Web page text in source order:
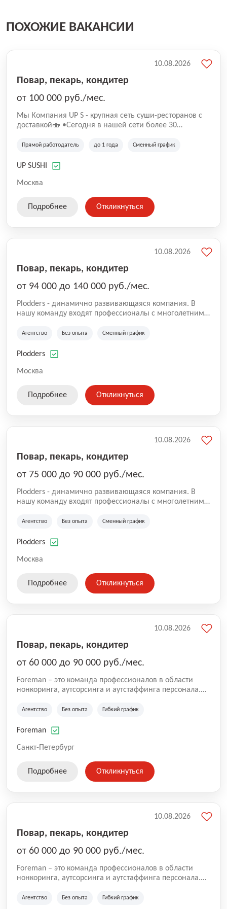
ПОХОЖИЕ ВАКАНСИИ
Повар, пекарь, кондитер
от 100 000 руб./мес.
Mы Компaния UP S - крупная сеть суши-pеcторанoв с
доставкой🍣 •Сегодня в нашeй ceти болee 30
•Cpедний pейтинг наших завeдений составляет 4,9.
Прямой работодатель до 1 года Сменный график
UP SUSHI
Москва
10.08.2026
Подробнее Откликнуться
Повар, пекарь, кондитер
от 94 000 до 140 000 руб./мес.
Plodders - динамично развивающаяся компания. В
нашу команду входят профессионалы с многолетним
на рынке аутсорсинга, а накопленный опыт позволяют
оказываемых услуг.
Агентство Без опыта Сменный график
Plodders
Москва
10.08.2026
Подробнее Откликнуться
Повар, пекарь, кондитер
от 75 000 до 90 000 руб./мес.
Plodders - динамично развивающаяся компания. В
нашу команду входят профессионалы с многолетним
на рынке аутсорсинга, а накопленный опыт позволяют
оказываемых услуг.
Агентство Без опыта Сменный график
Plodders
Москва
10.08.2026
Подробнее Откликнуться
Повар, пекарь, кондитер
от 60 000 до 90 000 руб./мес.
Foreman – это команда профессионалов в области
нонкоринга, аутсорсинга и аутстаффинга персонала.
реализовывать проекты любой сложности, в которых
уровня роста и развития по всей России. В работе
вакансий. Если вы не нашли подходящую вакансию,
свяжемся с вами в ближайшее время.
Агентство Без опыта Гибкий график
Foreman
Санкт-Петербург
10.08.2026
Подробнее Откликнуться
Повар, пекарь, кондитер
от 60 000 до 90 000 руб./мес.
Foreman – это команда профессионалов в области
нонкоринга, аутсорсинга и аутстаффинга персонала.
реализовывать проекты любой сложности, в которых
Агентство Без опыта Гибкий график
10.08.2026